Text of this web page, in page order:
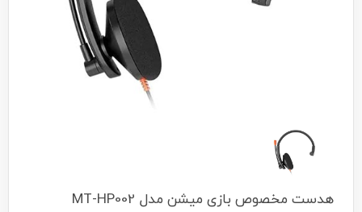
هدست مخصوص بازی میشن مدل MT-HP002